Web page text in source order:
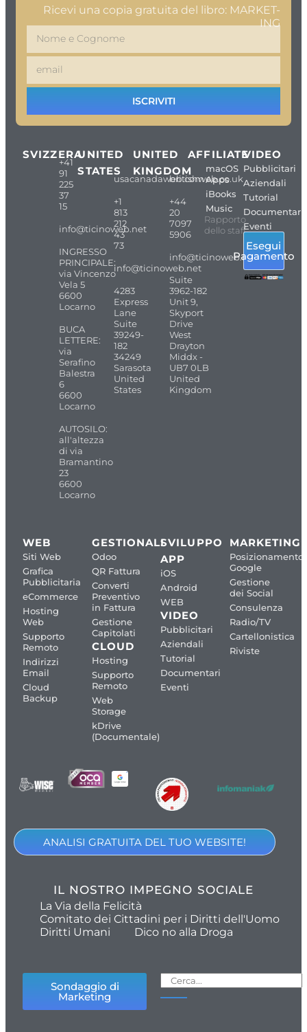
Ricevi una copia gratuita del libro: MARKET-
ING
ISCRIVITI
SVIZZERA
+41
91
225
37
15
info@ticinoweb.net
INGRESSO
PRINCIPALE:
via Vincenzo
Vela 5
6600
Locarno
BUCA
LETTERE:
via
Serafino
Balestra
6
6600
Locarno
AUTOSILO:
all'altezza
di via
Bramantino
23
6600
Locarno
UNITED
STATES
usacanadaweb.com
+1
813
212
43
73
info@ticinoweb.net
4283
Express
Lane
Suite
39249-
182
34249
Sarasota
United
States
UNITED
KINGDOM
britishweb.co.uk
+44
20
7097
5906
info@ticinoweb.net
Suite
3962-182
Unit 9,
Skyport
Drive
West
Drayton
Middx -
UB7 0LB
United
Kingdom
AFFILIATE
macOS
Apps
iBooks
Music
Rapporto
dello staff
VIDEO
Pubblicitari
Aziendali
Tutorial
Documentari
Eventi
Esegui
Pagamento
WEB
Siti Web
Grafica
Pubblicitaria
eCommerce
Hosting
Web
Supporto
Remoto
Indirizzi
Email
Cloud
Backup
GESTIONALI
Odoo
QR Fattura
Converti
Preventivo
in Fattura
Gestione
Capitolati
CLOUD
Hosting
Supporto
Remoto
Web
Storage
kDrive
(Documentale)
SVILUPPO
APP
iOS
Android
WEB
VIDEO
Pubblicitari
Aziendali
Tutorial
Documentari
Eventi
MARKETING
Posizionamento
Google
Gestione
dei Social
Consulenza
Radio/TV
Cartellonistica
Riviste
ANALISI GRATUITA DEL TUO WEBSITE!
IL NOSTRO IMPEGNO SOCIALE
La Via della Felicità
Comitato dei Cittadini per i Diritti dell'Uomo
Diritti Umani
Dico no alla Droga
Sondaggio di
Marketing